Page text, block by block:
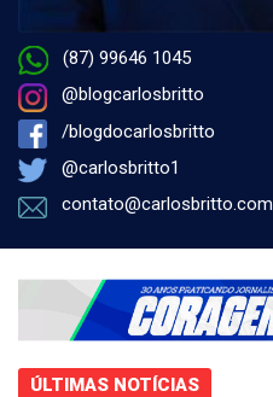
(87) 99646 1045
@blogcarlosbritto
/blogdocarlosbritto
@carlosbritto1
contato@carlosbritto.com
ÚLTIMAS NOTÍCIAS